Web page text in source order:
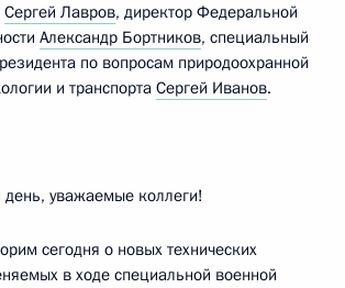
Сергей Лавров, директор Федеральной
Александр Бортников, специальный
по вопросам природоохранной
и транспорта Сергей Иванов.
уважаемые коллеги!
сегодня о новых технических
в ходе специальной военной